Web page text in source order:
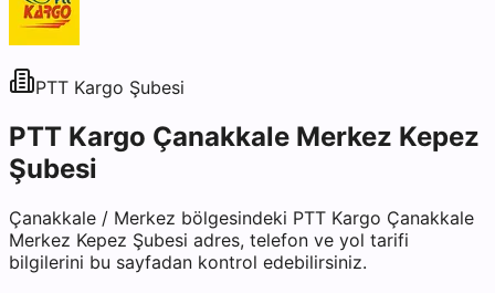
PTT Kargo Şubesi
PTT Kargo Çanakkale Merkez Kepez
Şubesi
Çanakkale / Merkez bölgesindeki PTT Kargo Çanakkale
Merkez Kepez Şubesi adres, telefon ve yol tarifi
bilgilerini bu sayfadan kontrol edebilirsiniz.